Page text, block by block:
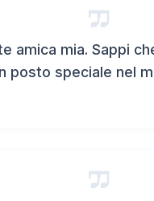
amica mia. Sappi
posto speciale nel